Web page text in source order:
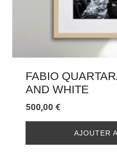
FABIO
AND WHITE
500,00 €
AJOUTER